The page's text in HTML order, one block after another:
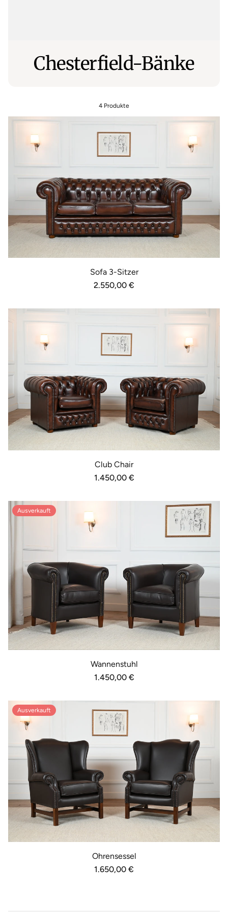
Chesterfield-Bänke
4 Produkte
Sofa 3-Sitzer
Normaler
2.550,00 €
Club Chair
Normalpreis
1.450,00 €
Ausverkauft
Wannenstuhl
Normalpreis
1.450,00 €
Ausverkauft
Ohrensessel
Normaler
1.650,00 €